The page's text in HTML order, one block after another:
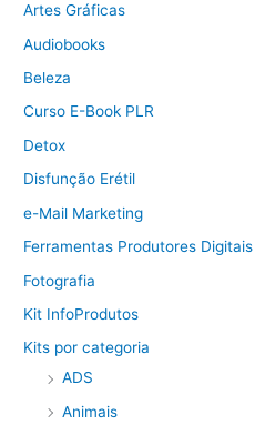
Artes Gráficas
Audiobooks
Beleza
Curso E-Book PLR
Detox
Disfunção Erétil
e-Mail Marketing
Ferramentas Produtores Digitais
Fotografia
Kit InfoProdutos
Kits por categoria
ADS
Animais